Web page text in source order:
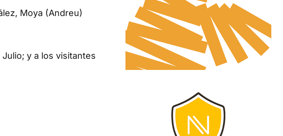
Moya (Andreu)
Julio; y a los visitantes